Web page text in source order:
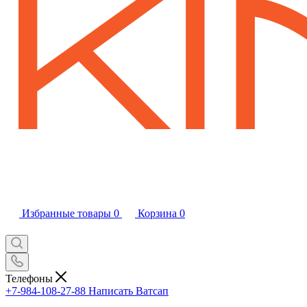
Избранные товары 0 Корзина 0
Телефоны
+7-984-108-27-88 Написать Ватсап